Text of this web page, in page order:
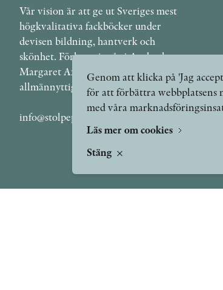
Vår vision är att ge ut Sveriges mest
högkvalitativa fackböcker under
devisen bildning, hantverk och
skönhet. Förlaget ingår i Axel och
Margaret Ax:son Johnsons stiftelse för
allmännyttiga ändamål.
info@stolpepublishing.se
Genom att klicka på 'Jag
för att förbättra webbplatsens
med våra
Läs mer om cookies
Stäng